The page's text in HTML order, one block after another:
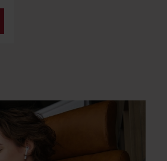
erhöhen oder zu
um die Anzahl zu
die Schaltflächen
Wert ein oder
Gib den gewünschten